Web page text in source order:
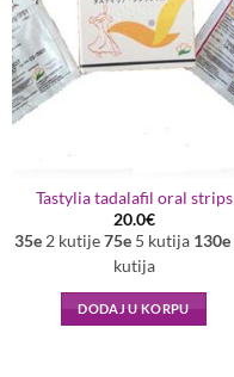
Tastylia tadalafil oral strips
20.0€
35e 2 kutije75e 5 kutija 130e
kutija
DODAJ U KORPU